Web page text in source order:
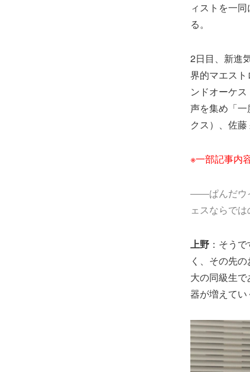
ィストを一
る。
2日目、新進
界的マエス
ンドオーケ
声を集め「
クス）、佐
※一部記事内
――ぱんだウ
ェスならで
上野 ：そう
く、その先
大の同級生
器が増えてい